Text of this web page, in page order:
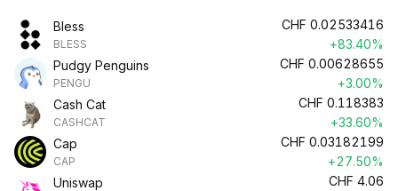
Bless
BLESS
CHF 0.02533416
+83.40%
Pudgy Penguins
PENGU
CHF 0.00628655
+3.00%
Cash Cat
CASHCAT
CHF 0.118383
+33.60%
Cap
CAP
CHF 0.03182199
+27.50%
Uniswap
CHF 4.06